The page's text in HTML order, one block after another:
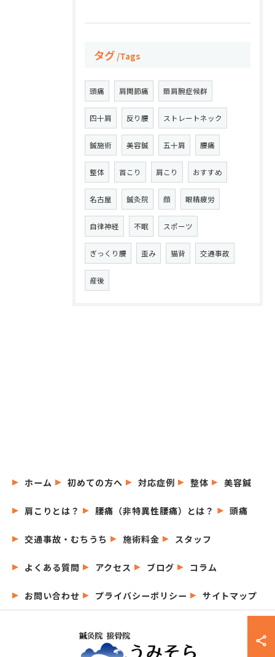
タグ Tags
頭痛 肩関節痛 頚肩腕症候群
四十肩 反り腰 ストレートネック
鍼施術 美容鍼 五十肩 腰痛
整体 首こり 肩こり おすすめ
名古屋 鍼灸院 顔 眼精疲労
自律神経 不眠 スポーツ
ぎっくり腰 歪み 猫背 交通事故
産後
ホーム 初めての方へ 対応症例 整体 美容鍼
肩こりとは？ 腰痛（非特異性腰痛）とは？ 頭痛
交通事故・むちうち 施術料金 スタッフ
よくある質問 アクセス ブログ コラム
お問い合わせ プライバシーポリシー サイトマップ